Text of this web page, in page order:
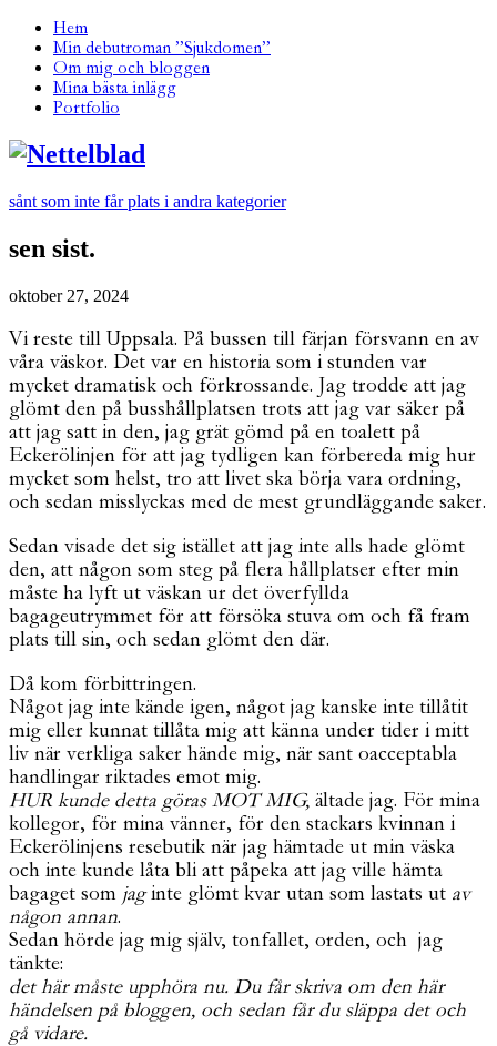
Hem
Min debutroman ”Sjukdomen”
Om mig och bloggen
Mina bästa inlägg
Portfolio
sånt som inte får plats i andra kategorier
sen sist.
oktober 27, 2024
Vi reste till Uppsala. På bussen till färjan försvann en av
våra väskor. Det var en historia som i stunden var
mycket dramatisk och förkrossande. Jag trodde att jag
glömt den på busshållplatsen trots att jag var säker på
att jag satt in den, jag grät gömd på en toalett på
Eckerölinjen för att jag tydligen kan förbereda mig hur
mycket som helst, tro att livet ska börja vara ordning,
och sedan misslyckas med de mest grundläggande saker.
Sedan visade det sig istället att jag inte alls hade glömt
den, att någon som steg på flera hållplatser efter min
måste ha lyft ut väskan ur det överfyllda
bagageutrymmet för att försöka stuva om och få fram
plats till sin, och sedan glömt den där.
Då kom förbittringen.
Något jag inte kände igen, något jag kanske inte tillåtit
mig eller kunnat tillåta mig att känna under tider i mitt
liv när verkliga saker hände mig, när sant oacceptabla
handlingar riktades emot mig.
HUR kunde detta göras MOT MIG, ältade jag. För mina
kollegor, för mina vänner, för den stackars kvinnan i
Eckerölinjens resebutik när jag hämtade ut min väska
och inte kunde låta bli att påpeka att jag ville hämta
bagaget som jaginte glömt kvar utan som lastats ut av
någon annan.
Sedan hörde jag mig själv, tonfallet, orden, och jag
tänkte:
det här måste upphöra nu. Du får skriva om den här
händelsen på bloggen, och sedan får du släppa det och
gå vidare.